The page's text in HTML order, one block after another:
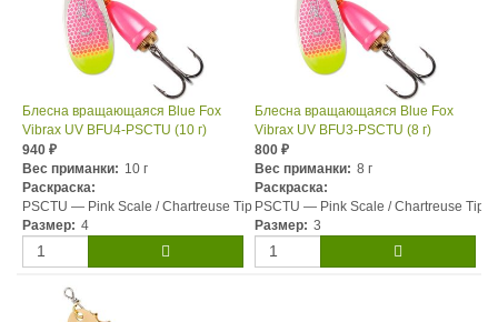
Блесна вращающаяся Blue Fox
Vibrax UV BFU4-PSCTU (10 г)
940 ₽
Вес приманки: 10 г
Раскраска:
PSCTU — Pink Scale / Chartreuse Tip
Размер: 4
Блесна вращающаяся Blue Fox
Vibrax UV BFU3-PSCTU (8 г)
800 ₽
Вес приманки: 8 г
Раскраска:
PSCTU — Pink Scale / Chartreuse Tip
Размер: 3